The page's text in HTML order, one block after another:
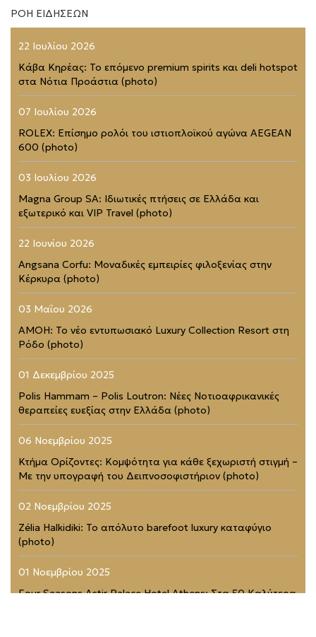
ΡΟΗ ΕΙΔΗΣΕΩΝ
22 Ιουλίου 2026
Κάβα Κηρέας: Το επόμενο premium spirits και deli hotspot
στα Νότια Προάστια (photo)
07 Ιουλίου 2026
ROLEX: Επίσημο ρολόι του ιστιοπλοϊκού αγώνα AEGEAN
600 (photo)
03 Ιουλίου 2026
Magna Group SA: Ιδιωτικές πτήσεις σε Ελλάδα και
εξωτερικό και VIP Travel (photo)
22 Ιουνίου 2026
Angsana Corfu: Μοναδικές εμπειρίες φιλοξενίας στην
Κέρκυρα (photo)
03 Μαΐου 2026
AMOH: Το νέο εντυπωσιακό Luxury Collection Resort στη
Ρόδο (photo)
01 Δεκεμβρίου 2025
Polis Hammam – Polis Loutron: Νέες Νοτιοαφρικανικές
θεραπείες ευεξίας στην Ελλάδα (photo)
06 Νοεμβρίου 2025
Κτήμα Ορίζοντες: Κομψότητα για κάθε ξεχωριστή στιγμή –
Με την υπογραφή του Δειπνοσοφιστήριον (photo)
02 Νοεμβρίου 2025
Zélia Halkidiki: Το απόλυτο barefoot luxury καταφύγιο
(photo)
01 Νοεμβρίου 2025
Four Seasons Astir Palace Hotel Athens: Στα 50 Καλύτερα